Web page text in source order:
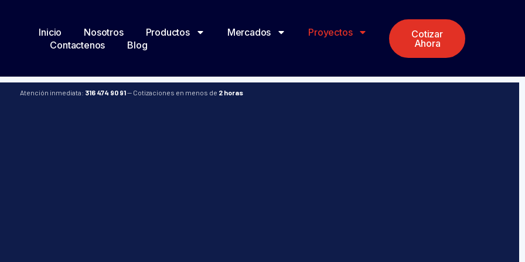
Inicio Nosotros Productos Mercados
Proyectos
Contactenos
Blog
Cotizar
Ahora
Atención inmediata: 316 474 90 91— Cotizaciones en menos de 2 horas